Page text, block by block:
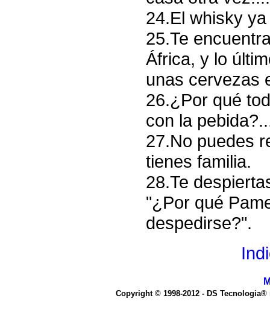
24.El whisky
25.Te
África, y lo
unas cervezas
26.¿Por qué
con la
27.No puedes
tienes familia.
28.Te
"¿Por qué
despedirse?".
Copyright © 1998-2012 - DS Tecnologia®